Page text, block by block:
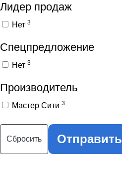
Лидер продаж
Нет 3
Спецпредложение
Нет 3
Производитель
Мастер Сити 3
Сбросить Отправить